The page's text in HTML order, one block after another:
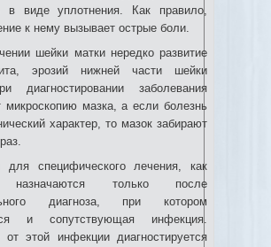
в виде уплотнения. Как правило,
к нему вызывает острые боли.
шейки матки нередко развитие
эрозий нижней части шейки
диагностировании заболевания
микроскопию мазка, а если болезнь
характер, то мазок забирают
для специфического лечения, как
назначаются только после
диагноза, при котором
и сопутствующая инфекция.
от этой инфекции диагностируется